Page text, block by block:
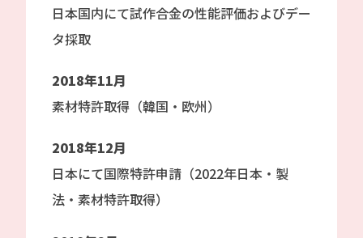
日本国内にて試作合金の性能評価およびデー
タ採取
2018年11月
素材特許取得（韓国・欧州）
2018年12月
日本にて国際特許申請（2022年日本・製
法・素材特許取得）